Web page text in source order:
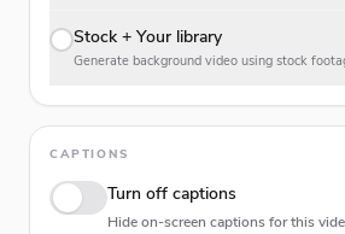
Stock + Your library
Generate background video using stock
CAPTIONS
Turn off captions
Hide on-screen captions for this